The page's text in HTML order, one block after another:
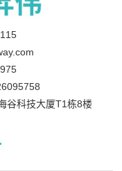
谷科技大厦T1栋8楼